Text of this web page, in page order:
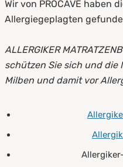
5. Die
6. Checkliste
7. Woraus werden
Wir von PROCAVE haben
Allergiegeplagten
ALLERGIKER
schützen Sie sich und die
Milben und damit vor